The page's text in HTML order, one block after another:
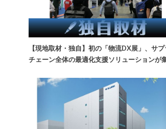
【現地取材・独自】初の「物流DX展」、サプ
チェーン全体の最適化支援ソリューションが